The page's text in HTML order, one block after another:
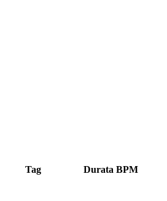
Tag Durata BPM